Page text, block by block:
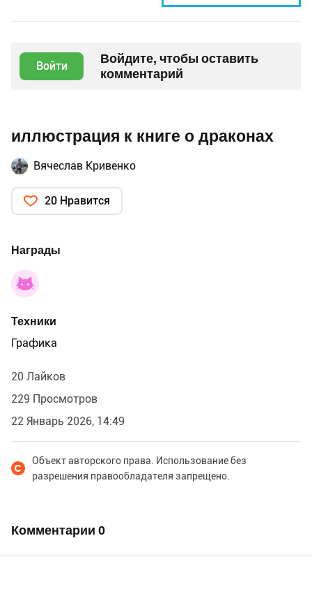
Войти
Войдите, чтобы оставить
комментарий
иллюстрация к книге о драконах
Вячеслав Кривенко
20 Нравится
Награды
Техники
Графика
20 Лайков
229 Просмотров
22 Январь 2026, 14:49
Объект авторского права. Использование без
разрешения правообладателя запрещено.
Комментарии 0